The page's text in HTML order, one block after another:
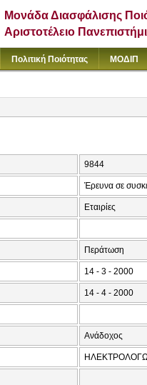
Μονάδα Διασφάλισης
Αριστοτέλειο
Πολιτική Ποιότητας ΜΟΔΙΠ
9844
Έρευνα σε
Εταιρίες
Περάτωση
14 - 3 - 2000
14 - 4 - 2000
Ανάδοχος